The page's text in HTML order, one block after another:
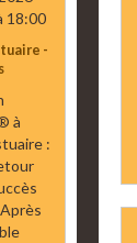
18:00
-
à
: